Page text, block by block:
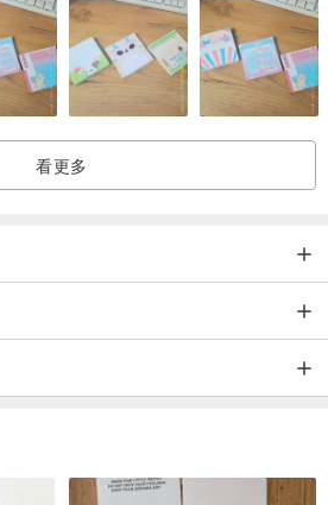
、敲擊或自行調整弧度
免接觸水、汗水、香水、清潔劑或乳
看更多